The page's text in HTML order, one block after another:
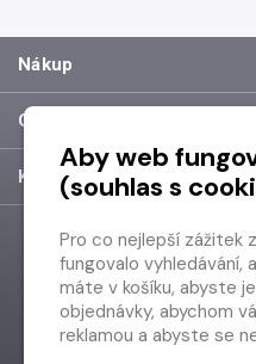
Nákup
O společnosti
Kontakt
Aby web
(souhlas s
Pro co nejlepší zážitek
fungovalo vyhledávání,
máte v košíku, abyste
objednávky, abychom
reklamou a abyste se